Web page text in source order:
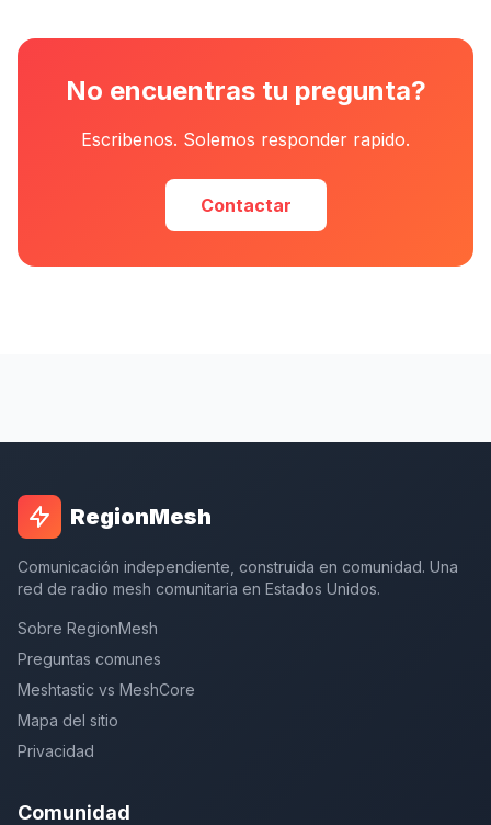
No encuentras tu pregunta?
Escribenos. Solemos responder rapido.
Contactar
RegionMesh
Comunicación independiente, construida en comunidad. Una
red de radio mesh comunitaria en Estados Unidos.
Sobre RegionMesh
Preguntas comunes
Meshtastic vs MeshCore
Mapa del sitio
Privacidad
Comunidad